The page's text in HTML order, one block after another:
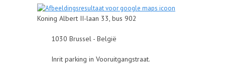
Koning Albert II-laan 33, bus 902
1030 Brussel - België
Inrit parking in Vooruitgangstraat.